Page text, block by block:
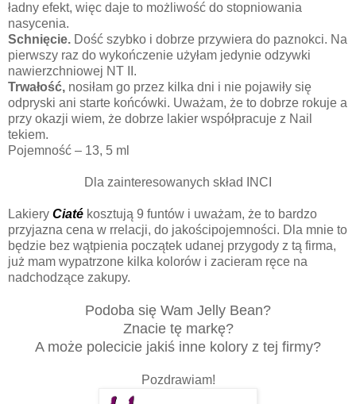
ładny efekt, więc daje to możliwość do stopniowania
nasycenia.
Schnięcie. Dość szybko i dobrze przywiera do paznokci. Na
pierwszy raz do wykończenie użyłam jedynie odzywki
nawierzchniowej NT II.
Trwałość, nosiłam go przez kilka dni i nie pojawiły się
odpryski ani starte końcówki. Uważam, że to dobrze rokuje a
przy okazji wiem, że dobrze lakier współpracuje z Nail
tekiem.
Pojemność – 13, 5 ml
Dla zainteresowanych skład INCI
Lakiery Ciaté kosztują 9 funtów i uważam, że to bardzo
przyjazna cena w rrelacji, do jakościpojemności. Dla mnie to
będzie bez wątpienia początek udanej przygody z tą firma,
już mam wypatrzone kilka kolorów i zacieram ręce na
nadchodzące zakupy.
Podoba się Wam Jelly Bean?
Znacie tę markę?
A może polecicie jakiś inne kolory z tej firmy?
Pozdrawiam!